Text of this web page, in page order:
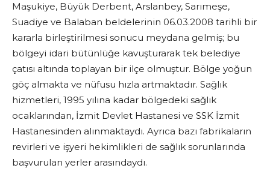
Maşukiye, Büyük Derbent, Arslanbey, Sarımeşe,
Suadiye ve Balaban beldelerinin 06.03.2008 tarihli bir
kararla birleştirilmesi sonucu meydana gelmiş; bu
bölgeyi idari bütünlüğe kavuşturarak tek belediye
çatısı altında toplayan bir ilçe olmuştur. Bölge yoğun
göç almakta ve nüfusu hızla artmaktadır. Sağlık
hizmetleri, 1995 yılına kadar bölgedeki sağlık
ocaklarından, İzmit Devlet Hastanesi ve SSK İzmit
Hastanesinden alınmaktaydı. Ayrıca bazı fabrikaların
revirleri ve işyeri hekimlikleri de sağlık sorunlarında
başvurulan yerler arasındaydı.